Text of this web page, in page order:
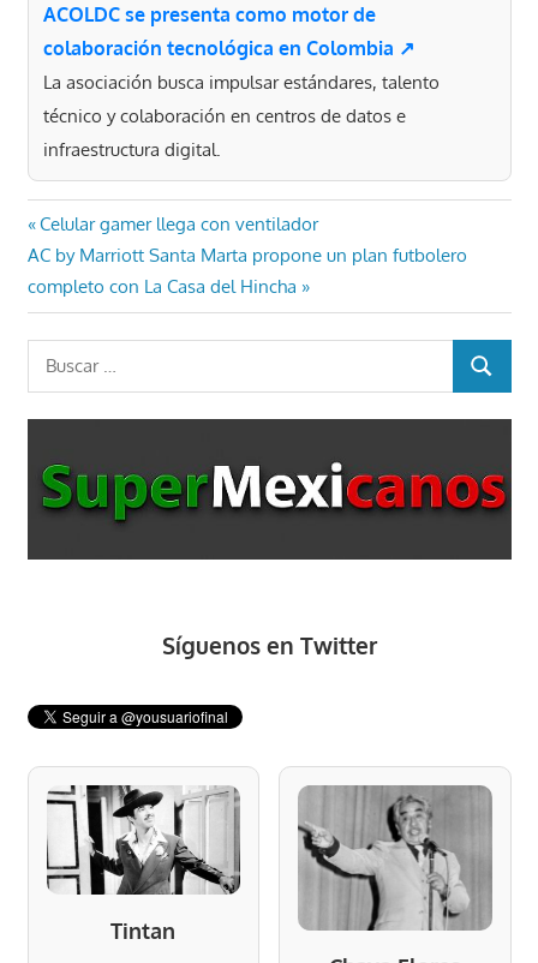
ACOLDC se presenta como motor de
colaboración tecnológica en Colombia ↗
La asociación busca impulsar estándares, talento
técnico y colaboración en centros de datos e
infraestructura digital.
Navegación
de
entradas
Entrada
anterior:
Celular gamer llega con ventilador
Entrada
siguiente:
AC by Marriott Santa Marta propone un plan futbolero
completo con La Casa del Hincha
Buscar:
BUSCAR
Síguenos en Twitter
Tintan